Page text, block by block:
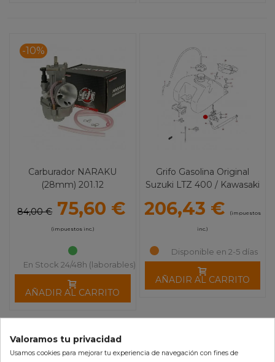
-10%
Carburador NARAKU
(28mm) 201.12
84,00 € 75,60 €
(impuestos inc.)
En Stock 24/48h (laborables)
AÑADIR AL CARRITO
Grifo Gasolina Original
Suzuki LTZ 400 / Kawasaki
206,43 € (impuestos
inc.)
Disponible en 2-5 días
AÑADIR AL CARRITO
-10% -10%
Valoramos tu privacidad
Usamos cookies para mejorar tu experiencia de navegación con fines de